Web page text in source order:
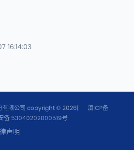
16:14:03
有限公司 copyright © 2026|
滇ICP备
备 53040202000519号
声明